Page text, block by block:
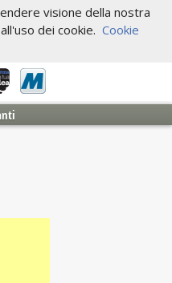
visione della nostra
dei cookie. Cookie